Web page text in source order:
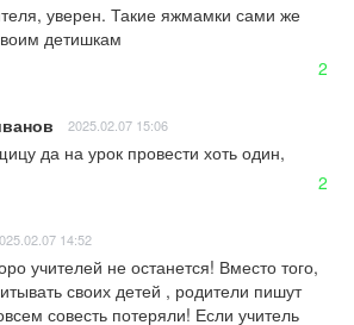
уверен. Такие яжмамки сами же
детишкам
2
2025.02.07 15:06
да на урок провести хоть один,
2
14:52
учителей не останется! Вместо того,
своих детей , родители пишут
совесть потеряли! Если учитель